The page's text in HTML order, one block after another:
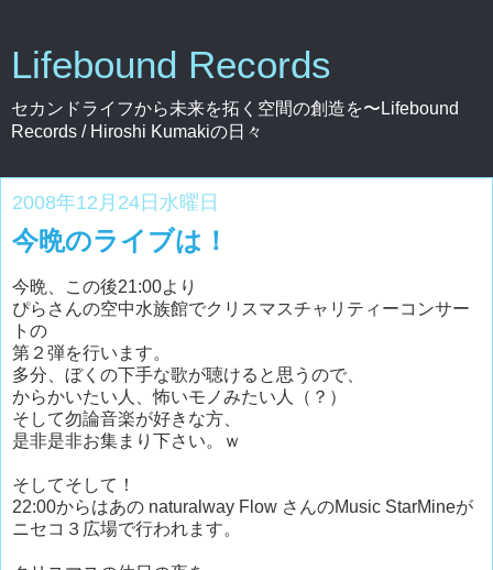
Lifebound Records
セカンドライフから未来を拓く空間の創造を〜Lifebound
Records / Hiroshi Kumakiの日々
2008年12月24日水曜日
今晩のライブは！
今晩、この後21:00より
ぴらさんの空中水族館でクリスマスチャリティーコンサー
トの
第２弾を行います。
多分、ぼくの下手な歌が聴けると思うので、
からかいたい人、怖いモノみたい人（？）
そして勿論音楽が好きな方、
是非是非お集まり下さい。ｗ
そしてそして！
22:00からはあの naturalway Flow さんのMusic StarMineが
ニセコ３広場で行われます。